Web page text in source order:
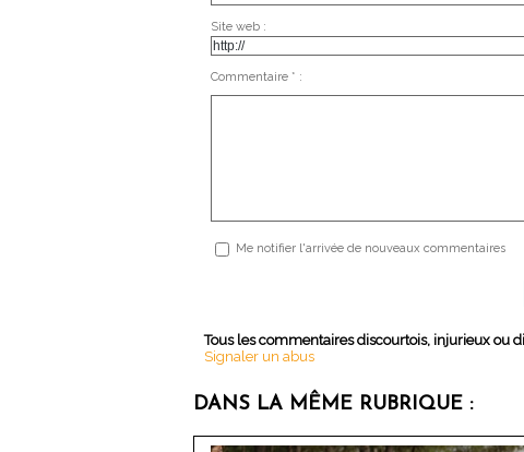
Site web :
Commentaire * :
Me notifier l'arrivée de nouveaux commentaires
Tous les commentaires discourtois, injurieux ou
Signaler un abus
DANS LA MÊME RUBRIQUE :